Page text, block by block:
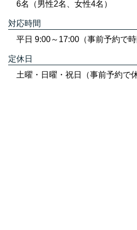
6名（男性2名、女性4名）
対応時間
平日 9:00～17:00（事前予約で時
定休日
土曜・日曜・祝日（事前予約で